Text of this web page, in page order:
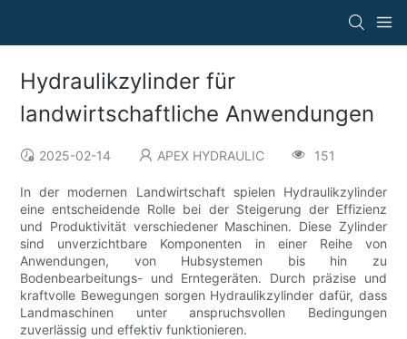
Hydraulikzylinder für
landwirtschaftliche Anwendungen
2025-02-14 APEX HYDRAULIC 151
In der modernen Landwirtschaft spielen Hydraulikzylinder
eine entscheidende Rolle bei der Steigerung der Effizienz
und Produktivität verschiedener Maschinen. Diese Zylinder
sind unverzichtbare Komponenten in einer Reihe von
Anwendungen, von Hubsystemen bis hin zu
Bodenbearbeitungs- und Erntegeräten. Durch präzise und
kraftvolle Bewegungen sorgen Hydraulikzylinder dafür, dass
Landmaschinen unter anspruchsvollen Bedingungen
zuverlässig und effektiv funktionieren.